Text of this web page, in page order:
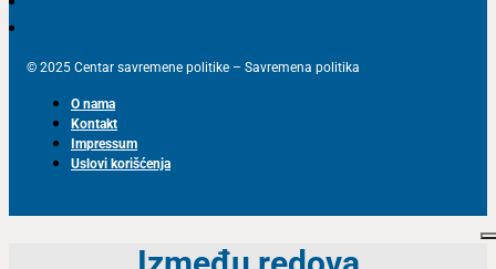
© 2025 Centar savremene politike – Savremena politika
O nama
Kontakt
Impressum
Uslovi korišćenja